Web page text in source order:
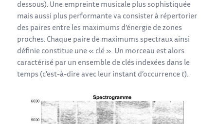
dessous). Une empreinte musicale plus sophistiquée
mais aussi plus performante va consister à répertorier
des paires entre les maximums d’énergie de zones
proches. Chaque paire de maximums spectraux ainsi
définie constitue une « clé ». Un morceau est alors
caractérisé par un ensemble de clés indexées dans le
temps (c’est-à-dire avec leur instant d’occurrence t).